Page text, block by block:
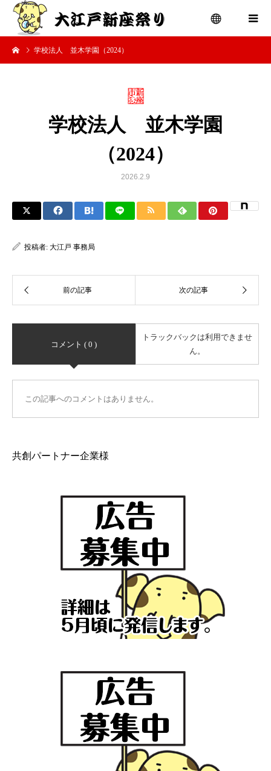
学校法人 並木学園（2024）
学校法人 並木学園
（2024）
2026.2.9
投稿者: 大江戸 事務局
コメント ( 0 )
トラックバックは利用できませ
ん。
この記事へのコメントはありません。
共創パートナー企業様